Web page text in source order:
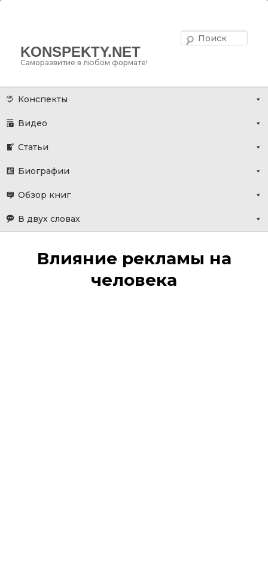
KONSPEKTY.NET
Саморазвитие в любом формате!
Главное меню
основному
Конспекты
Видео
Статьи
Биографии
Обзор книг
В двух словах
Влияние рекламы на
человека